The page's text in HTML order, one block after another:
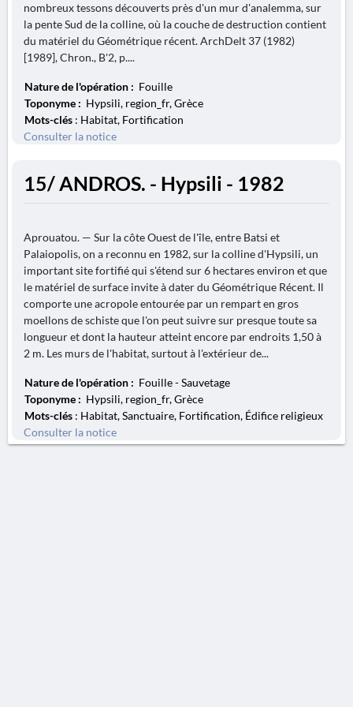
nombreux tessons découverts près d'un mur d'analemma, sur
la pente Sud de la colline, où la couche de destruction contient
du matériel du Géométrique récent. ArchDelt 37 (1982)
[1989], Chron., B'2, p....
Nature de l'opération : Fouille
Toponyme : Hypsili, region_fr, Grèce
Mots-clés : Habitat, Fortification
Consulter la notice
15/ ANDROS. - Hypsili - 1982
Aprouatou. — Sur la côte Ouest de l'île, entre Batsi et
Palaiopolis, on a reconnu en 1982, sur la colline d'Hypsili, un
important site fortifié qui s'étend sur 6 hectares environ et que
le matériel de surface invite à dater du Géométrique Récent. Il
comporte une acropole entourée par un rempart en gros
moellons de schiste que l'on peut suivre sur presque toute sa
longueur et dont la hauteur atteint encore par endroits 1,50 à
2 m. Les murs de l'habitat, surtout à l'extérieur de...
Nature de l'opération : Fouille - Sauvetage
Toponyme : Hypsili, region_fr, Grèce
Mots-clés : Habitat, Sanctuaire, Fortification, Édifice religieux
Consulter la notice